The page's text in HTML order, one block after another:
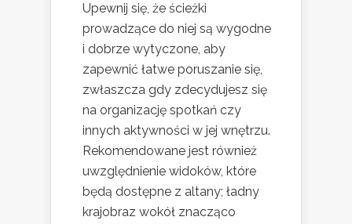
Upewnij się, że ścieżki
prowadzące do niej są wygodne
i dobrze wytyczone, aby
zapewnić łatwe poruszanie się,
zwłaszcza gdy zdecydujesz się
na organizację spotkań czy
innych aktywności w jej wnętrzu.
Rekomendowane jest również
uwzględnienie widoków, które
będą dostępne z altany; ładny
krajobraz wokół znacząco